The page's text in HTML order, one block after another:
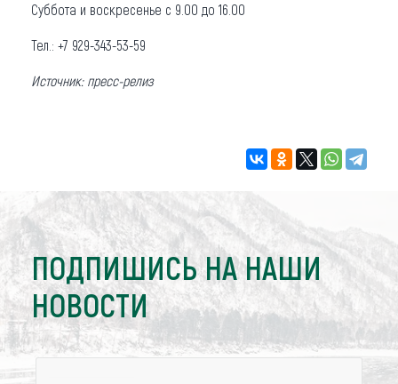
Суббота и воскресенье с 9.00 до 16.00
Тел.: +7 929-343-53-59
Источник: пресс-релиз
ПОДПИШИСЬ НА НАШИ
НОВОСТИ